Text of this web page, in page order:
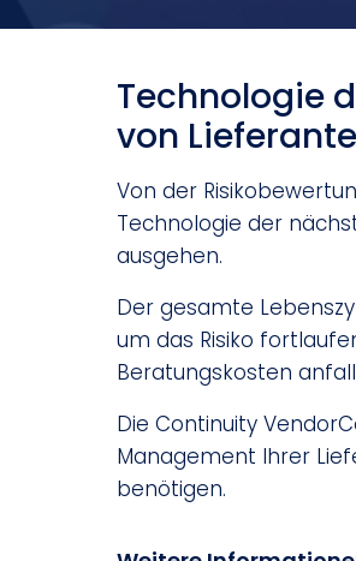
Technologie
von
Von der
Technologie der
ausgehen.
Der gesamte
um das Risiko
Beratungskosten
Die Continuity
Management Ihrer
benötigen.